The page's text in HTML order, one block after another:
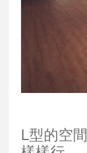
L型的空